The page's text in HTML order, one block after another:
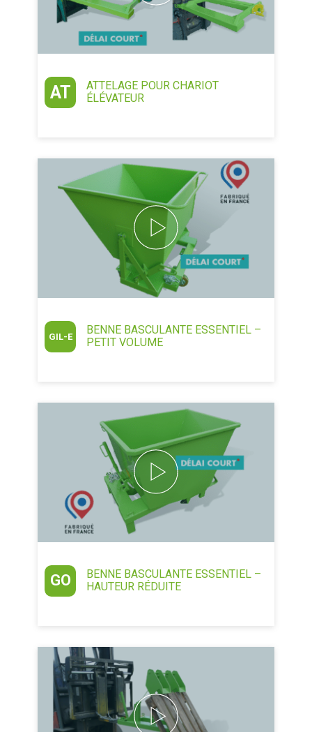
AT
ATTELAGE POUR CHARIOT
ÉLÉVATEUR
GIL-E
BENNE BASCULANTE ESSENTIEL –
PETIT VOLUME
GO
BENNE BASCULANTE ESSENTIEL –
HAUTEUR RÉDUITE